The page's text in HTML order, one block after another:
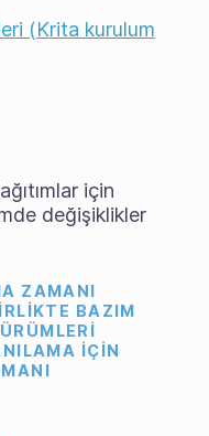
(Krita kurulum
için
değişiklikler
ZAMANI
BAZIM
IÇIN